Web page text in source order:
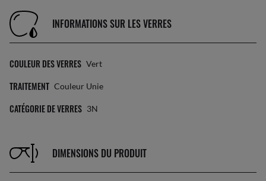
INFORMATIONS SUR LES VERRES
COULEUR DES VERRES Vert
TRAITEMENT Couleur Unie
CATÉGORIE DE VERRES 3N
DIMENSIONS DU PRODUIT